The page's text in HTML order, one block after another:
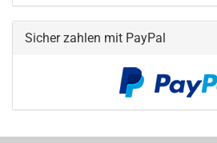
Sicher zahlen mit PayPal